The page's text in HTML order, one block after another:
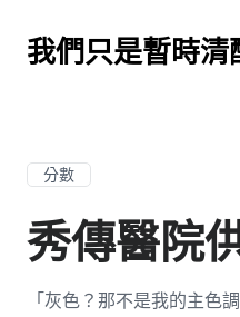
我們只是暫時清
分數
秀傳醫院
「灰色？那不是我的主色調